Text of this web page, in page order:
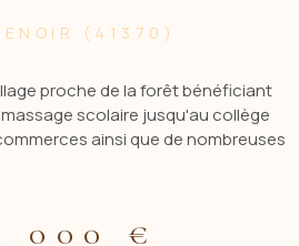
(41370)
proche de la forêt bénéficiant
scolaire jusqu'au collège
ainsi que de nombreuses
son cellier, deux chambres et d'une
000 €